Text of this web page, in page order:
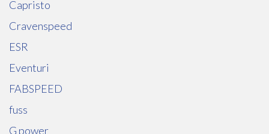
Capristo
Cravenspeed
ESR
Eventuri
FABSPEED
fuss
G power